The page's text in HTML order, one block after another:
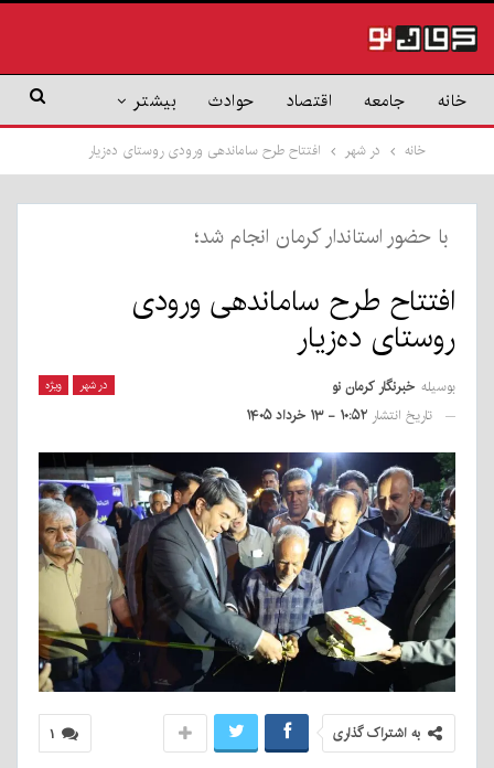
خانه جامعه اقتصاد حوادث بیشتر
خانه در شهر افتتاح طرح ساماندهی ورودی روستای ده‌زیار
با حضور استاندار کرمان انجام شد؛
افتتاح طرح ساماندهی ورودی
روستای ده‌زیار
در شهر ویژه بوسیله خبرنگار کرمان نو
تاریخ انتشار ۱۰:۵۲ - ۱۳ خرداد ۱۴۰۵
۱ به اشتراک گذاری